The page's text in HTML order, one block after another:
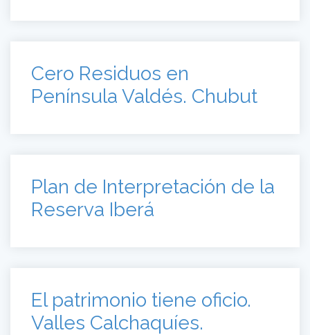
Cero Residuos en
Península Valdés. Chubut
Plan de Interpretación de la
Reserva Iberá
El patrimonio tiene oficio.
Valles Calchaquíes.